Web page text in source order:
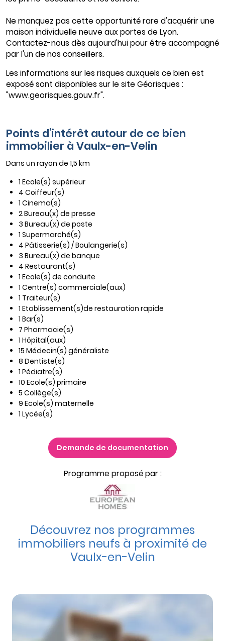
Ne manquez pas cette opportunité rare d'acquérir une
maison individuelle neuve aux portes de Lyon.
Contactez-nous dès aujourd'hui pour être accompagné
par l'un de nos conseillers.
Les informations sur les risques auxquels ce bien est
exposé sont disponibles sur le site Géorisques :
"www.georisques.gouv.fr".
Points d'intérêt autour de ce bien
immobilier à Vaulx-en-Velin
Dans un rayon de 1,5 km
1 Ecole(s) supérieur
4 Coiffeur(s)
1 Cinema(s)
2 Bureau(x) de presse
3 Bureau(x) de poste
1 Supermarché(s)
4 Pâtisserie(s) / Boulangerie(s)
3 Bureau(x) de banque
4 Restaurant(s)
1 Ecole(s) de conduite
1 Centre(s) commerciale(aux)
1 Traiteur(s)
1 Etablissement(s)de restauration rapide
1 Bar(s)
7 Pharmacie(s)
1 Hôpital(aux)
15 Médecin(s) généraliste
8 Dentiste(s)
1 Pédiatre(s)
10 Ecole(s) primaire
5 Collège(s)
9 Ecole(s) maternelle
1 Lycée(s)
Demande de documentation
Programme proposé par :
Découvrez nos programmes
immobiliers neufs à proximité de
Vaulx-en-Velin